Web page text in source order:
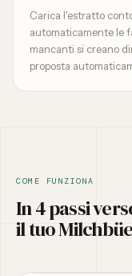
Carica l'estratto
automaticamente le
mancanti si creano
proposta
COME FUNZIONA
In 4 passi
il tuo